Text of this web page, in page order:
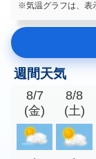
※気温グラフは、表
週間天気
8/7
(金)
8/8
(土)